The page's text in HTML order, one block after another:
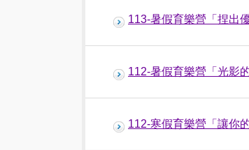
113-暑假育樂營「捏出
112-暑假育樂營「光影
112-寒假育樂營「讓你